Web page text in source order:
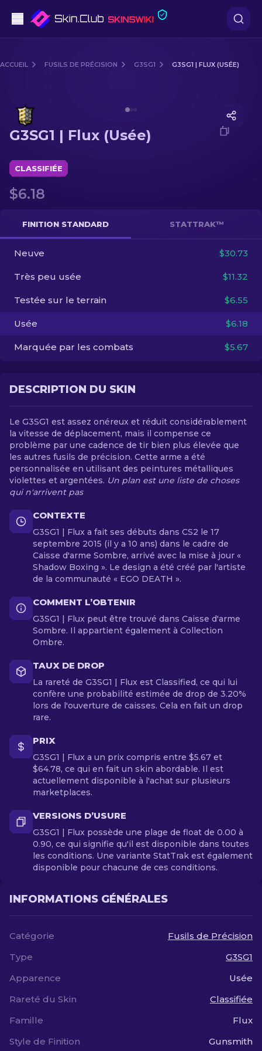
Fusils de Précision
Couteaux
Gants
Caisses
Autre
ACCUEIL FUSILS DE PRÉCISION G3SG1 G3SG1 | FLUX (USÉE)
G3SG1 | Flux (Usée)
CLASSIFIÉE
$6.18
FINITION STANDARD STATTRAK™
Neuve $30.73
Très peu usée $11.32
Testée sur le terrain $6.55
Usée $6.18
Marquée par les combats $5.67
DESCRIPTION DU SKIN
Le G3SG1 est assez onéreux et réduit considérablement
la vitesse de déplacement, mais il compense ce
problème par une cadence de tir bien plus élevée que
les autres fusils de précision. Cette arme a été
personnalisée en utilisant des peintures métalliques
violettes et argentées. Un plan est une liste de choses
qui n'arrivent pas
CONTEXTE
G3SG1 | Flux a fait ses débuts dans CS2 le 17
septembre 2015 (il y a 10 ans) dans le cadre de
Caisse d'arme Sombre, arrivé avec la mise à jour «
Shadow Boxing ». Le design a été créé par l'artiste
de la communauté « EGO DEATH ».
COMMENT L’OBTENIR
G3SG1 | Flux peut être trouvé dans Caisse d'arme
Sombre. Il appartient également à Collection
Ombre.
TAUX DE DROP
La rareté de G3SG1 | Flux est Classified, ce qui lui
confère une probabilité estimée de drop de 3.20%
lors de l'ouverture de caisses. Cela en fait un drop
rare.
PRIX
G3SG1 | Flux a un prix compris entre $5.67 et
$64.78, ce qui en fait un skin abordable. Il est
actuellement disponible à l'achat sur plusieurs
marketplaces.
VERSIONS D’USURE
G3SG1 | Flux possède une plage de float de 0.00 à
0.90, ce qui signifie qu'il est disponible dans toutes
les conditions. Une variante StatTrak est également
disponible pour chacune de ces conditions.
INFORMATIONS GÉNÉRALES
Catégorie
Fusils de Précision
Type
G3SG1
Apparence
Usée
Rareté du Skin
Classifiée
Famille
Flux
Style de Finition
Gunsmith